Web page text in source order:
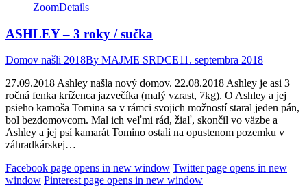
ZoomDetails
ASHLEY – 3 roky / sučka
Domov našli 2018By MAJME SRDCE11. septembra 2018
27.09.2018 Ashley našla nový domov. 22.08.2018 Ashley je asi 3
ročná fenka kríženca jazvečíka (malý vzrast, 7kg). O Ashley a jej
psieho kamoša Tomina sa v rámci svojich možností staral jeden pán,
bol bezdomovcom. Mal ich veľmi rád, žiaľ, skončil vo väzbe a
Ashley a jej psí kamarát Tomino ostali na opustenom pozemku v
záhradkárskej…
Facebook page opens in new window Twitter page opens in new
window Pinterest page opens in new window